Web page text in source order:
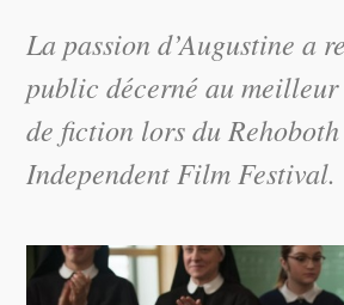
La passion d’Augustine a
public décerné au
de fiction lors du
Independent Film Festival.